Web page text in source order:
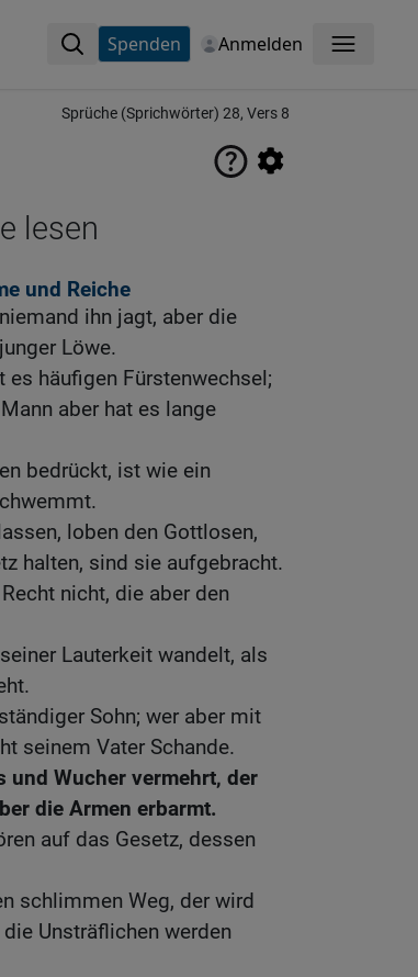
Spenden Anmelden Menü
Sprüche (Sprichwörter) 28, Vers 8
lesen
und Reiche
ihn jagt, aber die
Löwe.
häufigen Fürstenwechsel;
aber hat es lange
bedrückt, ist wie ein
loben den Gottlosen,
halten, sind sie aufgebracht.
nicht, die aber den
Lauterkeit wandelt, als
Sohn; wer aber mit
seinem Vater Schande.
und Wucher vermehrt, der
die Armen erbarmt.
auf das Gesetz, dessen
schlimmen Weg, der wird
Unsträflichen werden